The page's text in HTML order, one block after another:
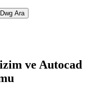
ve Autocad